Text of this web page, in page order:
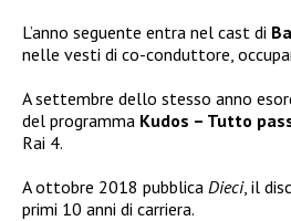
L’anno seguente entra nel cast di
nelle vesti di co-conduttore,
A settembre dello stesso anno
del programma Kudos – Tutto
Rai 4.
A ottobre 2018 pubblica Dieci, il
primi 10 anni di carriera.